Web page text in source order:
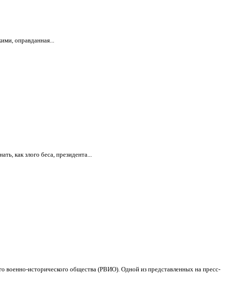
оправданная...
как злого беса, президента...
исторического общества (РВИО). Одной из представленных на пресс-